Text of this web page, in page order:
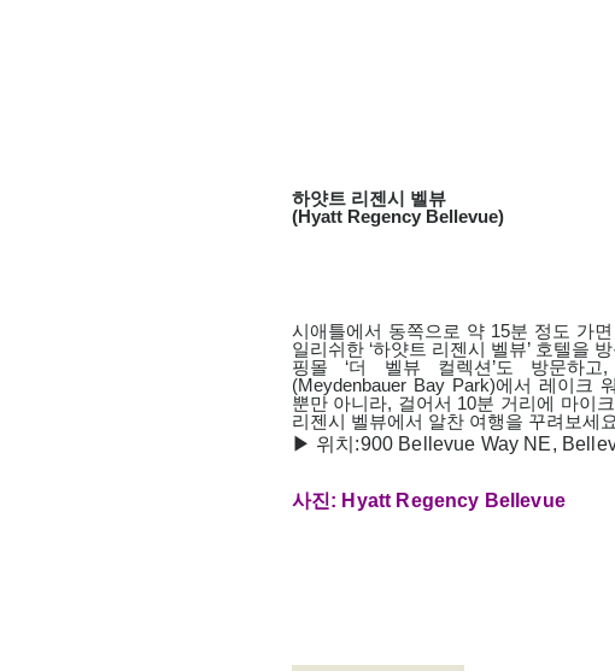
하얏트 리젠시 벨뷰
(Hyatt Regency Bellevue)
시애틀에서 동쪽으로 약 15분 정도 가
일리쉬한 ‘하얏트 리젠시 벨뷰’ 호텔을
핑몰 ‘더 벨뷰 컬렉션’도 방문하
(Meydenbauer Bay Park)에서 레이크
뿐만 아니라, 걸어서 10분 거리에 마이
리젠시 벨뷰에서 알찬 여행을 꾸려보세
▶ 위치:900 Bellevue Way NE,
사진: Hyatt Regency Bellevue